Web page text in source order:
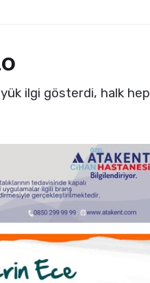
ilgi gösterdi, halk hep